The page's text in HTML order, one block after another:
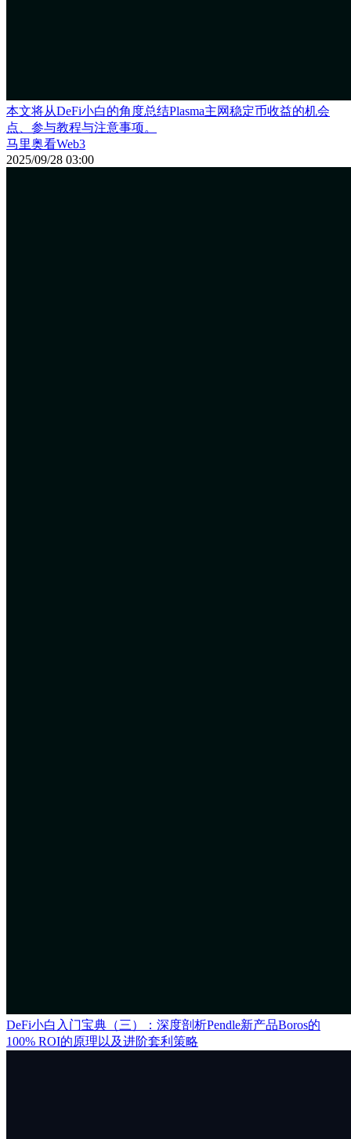
本文将从DeFi小白的角度总结Plasma主网稳定币收益的机会
点、参与教程与注意事项。
马里奥看Web3
2025/09/28 03:00
DeFi小白入门宝典（三）：深度剖析Pendle新产品Boros的
100% ROI的原理以及进阶套利策略